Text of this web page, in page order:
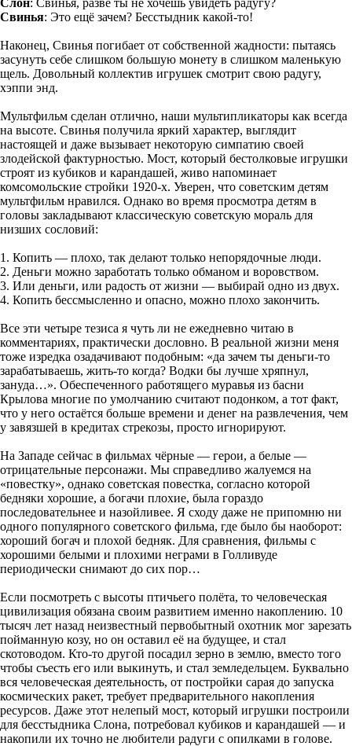
Свинья: Это ещё зачем? Бесстыдник какой-то!
Наконец, Свинья погибает от собственной жадности: пытаясь
засунуть себе слишком большую монету в слишком маленькую
щель. Довольный коллектив игрушек смотрит свою радугу,
хэппи энд.
Мультфильм сделан отлично, наши мультипликаторы как всегда
на высоте. Свинья получила яркий характер, выглядит
настоящей и даже вызывает некоторую симпатию своей
злодейской фактурностью. Мост, который бестолковые игрушки
строят из кубиков и карандашей, живо напоминает
комсомольские стройки 1920-х. Уверен, что советским детям
мультфильм нравился. Однако во время просмотра детям в
головы закладывают классическую советскую мораль для
низших сословий:
1. Копить — плохо, так делают только непорядочные люди.
2. Деньги можно заработать только обманом и воровством.
3. Или деньги, или радость от жизни — выбирай одно из двух.
4. Копить бессмысленно и опасно, можно плохо закончить.
Все эти четыре тезиса я чуть ли не ежедневно читаю в
комментариях, практически дословно. В реальной жизни меня
тоже изредка озадачивают подобным: «да зачем ты деньги-то
зарабатываешь, жить-то когда? Водки бы лучше хряпнул,
зануда…». Обеспеченного работящего муравья из басни
Крылова многие по умолчанию считают подонком, а тот факт,
что у него остаётся больше времени и денег на развлечения, чем
у завязшей в кредитах стрекозы, просто игнорируют.
На Западе сейчас в фильмах чёрные — герои, а белые —
отрицательные персонажи. Мы справедливо жалуемся на
«повестку», однако советская повестка, согласно которой
бедняки хорошие, а богачи плохие, была гораздо
последовательнее и назойливее. Я сходу даже не припомню ни
одного популярного советского фильма, где было бы наоборот:
хороший богач и плохой бедняк. Для сравнения, фильмы с
хорошими белыми и плохими неграми в Голливуде
периодически снимают до сих пор…
Если посмотреть с высоты птичьего полёта, то человеческая
цивилизация обязана своим развитием именно накоплению. 10
тысяч лет назад неизвестный первобытный охотник мог зарезать
пойманную козу, но он оставил её на будущее, и стал
скотоводом. Кто-то другой посадил зерно в землю, вместо того
чтобы съесть его или выкинуть, и стал земледельцем. Буквально
вся человеческая деятельность, от постройки сарая до запуска
космических ракет, требует предварительного накопления
ресурсов. Даже этот нелепый мост, который игрушки построили
для бесстыдника Слона, потребовал кубиков и карандашей — и
накопили их точно не любители радуги с опилками в голове.